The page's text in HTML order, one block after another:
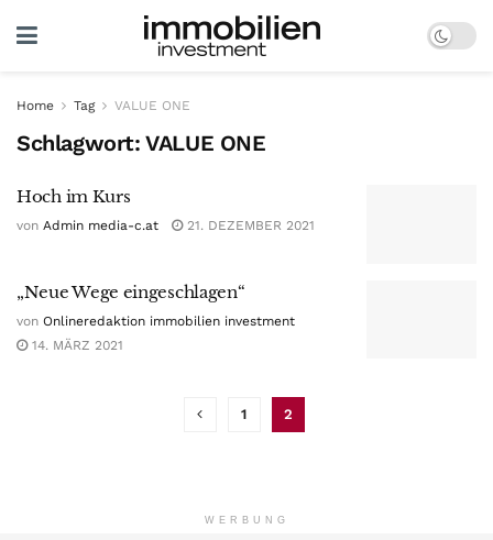
Home Tag VALUE ONE
Schlagwort:VALUE ONE
Hoch im Kurs
von Admin media-c.at 21. DEZEMBER 2021
„Neue Wege eingeschlagen“
von Onlineredaktion immobilien investment
14. MÄRZ 2021
1 2
WERBUNG